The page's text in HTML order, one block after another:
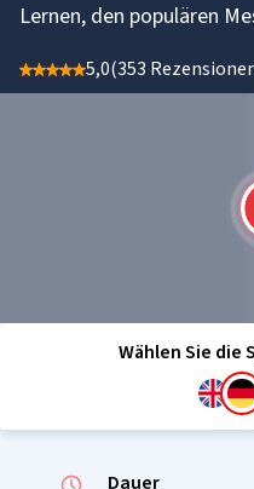
Lernen, den populären
5,0(353
Wählen Sie die
Dauer